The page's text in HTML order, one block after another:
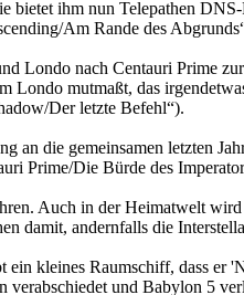
ihm nun Telepathen
Am Rande des
Londo nach Centauri Prime
Londo mutmaßt, das
Der letzte Befehl“).
die gemeinsamen letzten
Prime/Die Bürde des
Auch in der Heimatwelt
damit, andernfalls die
kleines Raumschiff, dass er
und Babylon 5